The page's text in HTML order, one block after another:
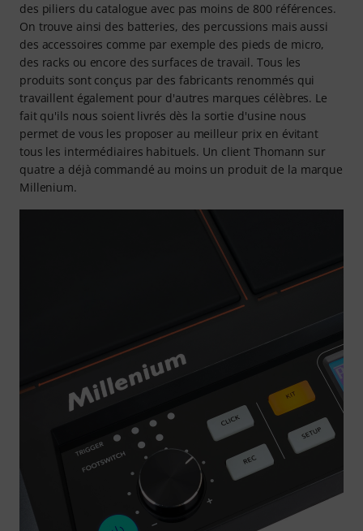
des piliers du catalogue avec pas moins de 800 références.
On trouve ainsi des batteries, des percussions mais aussi
des accessoires comme par exemple des pieds de micro,
des racks ou encore des surfaces de travail. Tous les
produits sont conçus par des fabricants renommés qui
travaillent également pour d'autres marques célèbres. Le
fait qu'ils nous soient livrés dès la sortie d'usine nous
permet de vous les proposer au meilleur prix en évitant
tous les intermédiaires habituels. Un client Thomann sur
quatre a déjà commandé au moins un produit de la marque
Millenium.